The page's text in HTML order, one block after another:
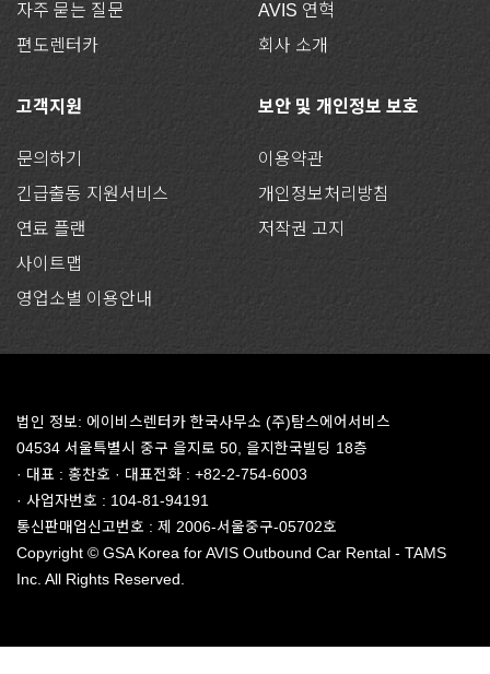
자주 묻는 질문
편도렌터카
AVIS 연혁
회사 소개
고객지원
문의하기
긴급출동 지원서비스
연료 플랜
사이트맵
영업소별 이용안내
보안 및 개인정보 보호
이용약관
개인정보처리방침
저작권 고지
법인 정보: 에이비스렌터카 한국사무소 (주)탐스에어서비스
04534 서울특별시 중구 을지로 50, 을지한국빌딩 18층
· 대표 : 홍찬호 · 대표전화 : +82-2-754-6003
· 사업자번호 : 104-81-94191
통신판매업신고번호 : 제 2006-서울중구-05702호
Copyright © GSA Korea for AVIS Outbound Car Rental - TAMS
Inc. All Rights Reserved.